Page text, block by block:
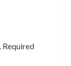
Required